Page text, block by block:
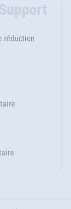
réduction